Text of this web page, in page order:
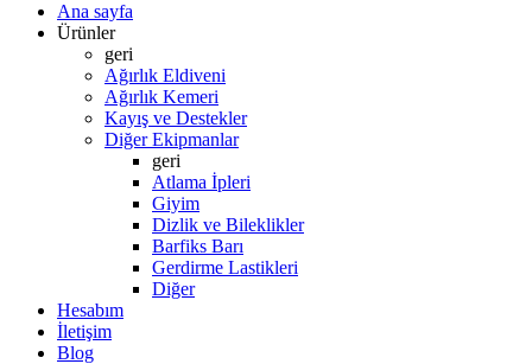
Ana sayfa
Ürünler
geri
Ağırlık Eldiveni
Ağırlık Kemeri
Kayış ve Destekler
Diğer Ekipmanlar
geri
Atlama İpleri
Giyim
Dizlik ve Bileklikler
Barfiks Barı
Gerdirme Lastikleri
Diğer
Hesabım
İletişim
Blog